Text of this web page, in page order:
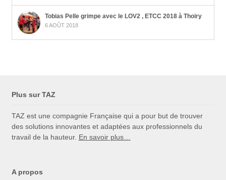
Tobias Pelle grimpe avec le LOV2 , ETCC 2018 à Thoiry
6 AOÛT 2018
Plus sur TAZ
TAZ est une compagnie Française qui a pour but de trouver
des solutions innovantes et adaptées aux professionnels du
travail de la hauteur. En savoir plus…
A propos